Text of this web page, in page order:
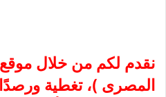
نقدم لكم من خلال
المصرى )، تغطية